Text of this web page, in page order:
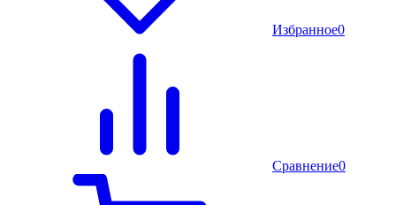
Избранное0
Сравнение0